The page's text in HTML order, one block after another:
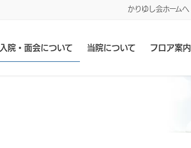
かりゆし会ホームへ
入院・面会について 当院について フロア案内